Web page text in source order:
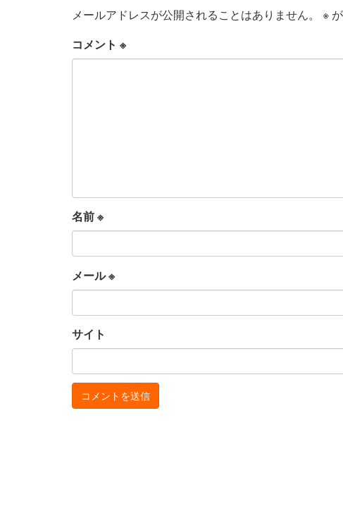
メールアドレスが公開されることはありません。 ※
コメント ※
名前※
メール※
サイト